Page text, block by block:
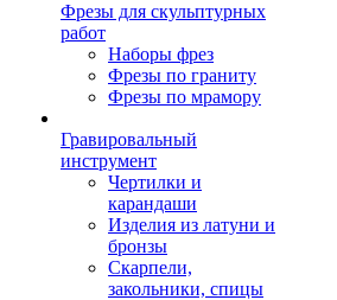
Фрезы для скульптурных
работ
Наборы фрез
Фрезы по граниту
Фрезы по мрамору
Гравировальный
инструмент
Чертилки и
карандаши
Изделия из латуни и
бронзы
Скарпели,
закольники, спицы